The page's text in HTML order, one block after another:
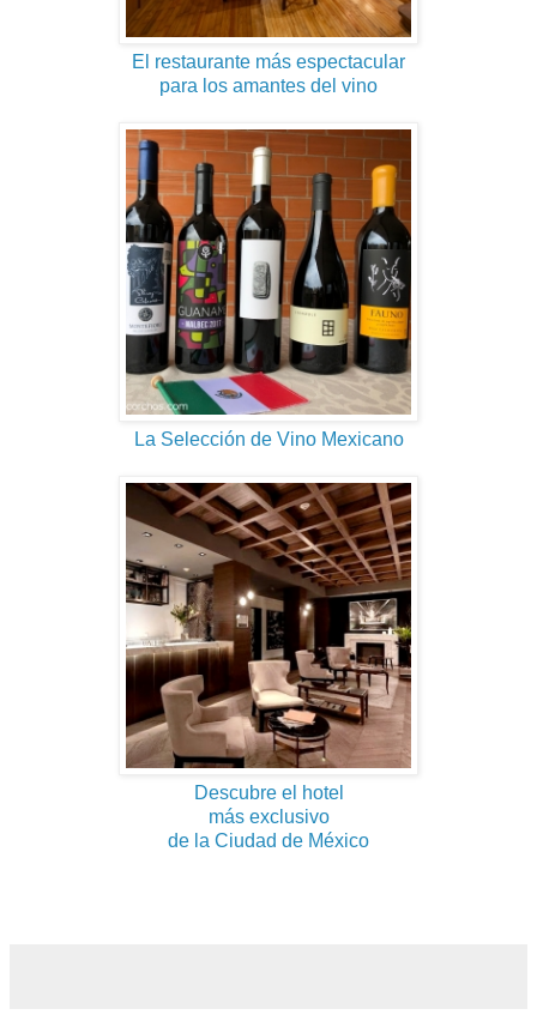
El restaurante más espectacular
para los amantes del vino
La Selección de Vino Mexicano
Descubre el hotel
más exclusivo
de la Ciudad de México